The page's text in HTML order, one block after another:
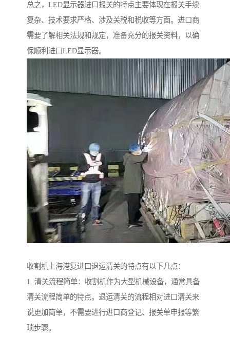
总之，LED显示器进口报关的特点主要体现在报关手续
复杂、技术要求严格、涉及关税和税收等方面。进口商
需要了解相关法规和规定，准备充分的报关资料，以确
保顺利进口LED显示器。
收割机上海港复进口退运清关的特点有以下几点：
1. 清关流程简单：收割机作为大型机械设备，通常具备
清关流程简单的特点。退运清关的流程相对进口清关来
说更加简单，不需要进行进口商登记、报关单申报等繁
琐步骤。